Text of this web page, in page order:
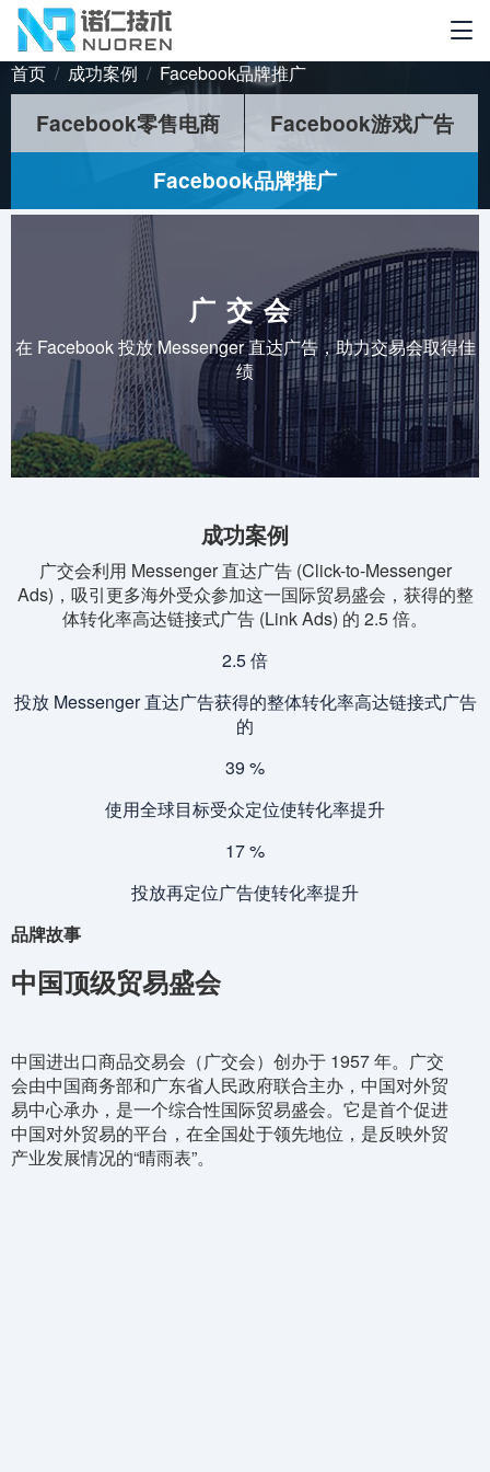
首页 成功案例 Facebook品牌推广
Facebook零售电商
Facebook游戏广告
Facebook品牌推广
广交会
在 Facebook 投放 Messenger 直达广告，助力交易会取得佳
绩
成功案例
广交会利用 Messenger 直达广告 (Click-to-Messenger
Ads)，吸引更多海外受众参加这一国际贸易盛会，获得的整
体转化率高达链接式广告 (Link Ads) 的 2.5 倍。
2.5倍
投放 Messenger 直达广告获得的整体转化率高达链接式广告
的
39 %
使用全球目标受众定位使转化率提升
17%
投放再定位广告使转化率提升
品牌故事
中国顶级贸易盛会
中国进出口商品交易会（广交会）创办于 1957 年。广交
会由中国商务部和广东省人民政府联合主办，中国对外贸
易中心承办，是一个综合性国际贸易盛会。它是首个促进
中国对外贸易的平台，在全国处于领先地位，是反映外贸
产业发展情况的“晴雨表”。